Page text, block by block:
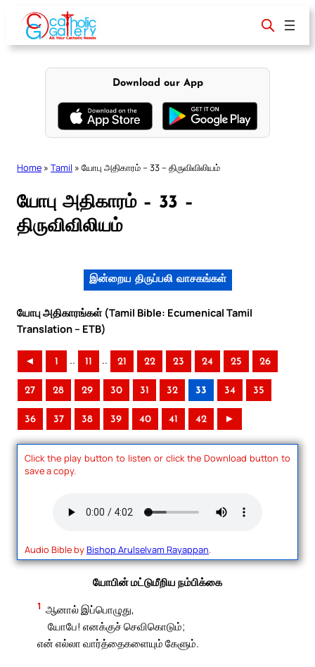
content
Download our App
Home » Tamil » யோபு அதிகாரம் – 33 – திருவிவிலியம்
யோபு அதிகாரம் – 33 –
திருவிவிலியம்
இன்றைய திருப்பலி வாசகங்கள்
யோபு அதிகாரங்கள் (Tamil Bible: Ecumenical Tamil
Translation – ETB)
◄ 1 .. 11 .. 21 22 23 24 25 26
27 28 29 30 31 32 33 34 35
36 37 38 39 40 41 42 ►
Click the play button to listen or click the Download button to
save a copy.
Audio Bible byBishop Arulselvam Rayappan.
யோபின் மட்டுமீறிய நம்பிக்கை
1 ஆனால் இப்பொழுது,
யோபே! எனக்குச் செவிகொடும்;
என் எல்லா வார்த்தைகளையும் கேளும்.